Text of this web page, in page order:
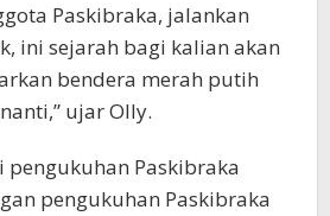
Paskibraka, jalankan
ini sejarah bagi kalian akan
bendera merah putih
ujar Olly.
pengukuhan Paskibraka
pengukuhan Paskibraka